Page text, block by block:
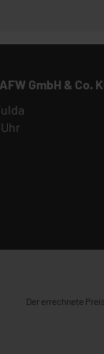
GmbH & Co.
Der errechnete